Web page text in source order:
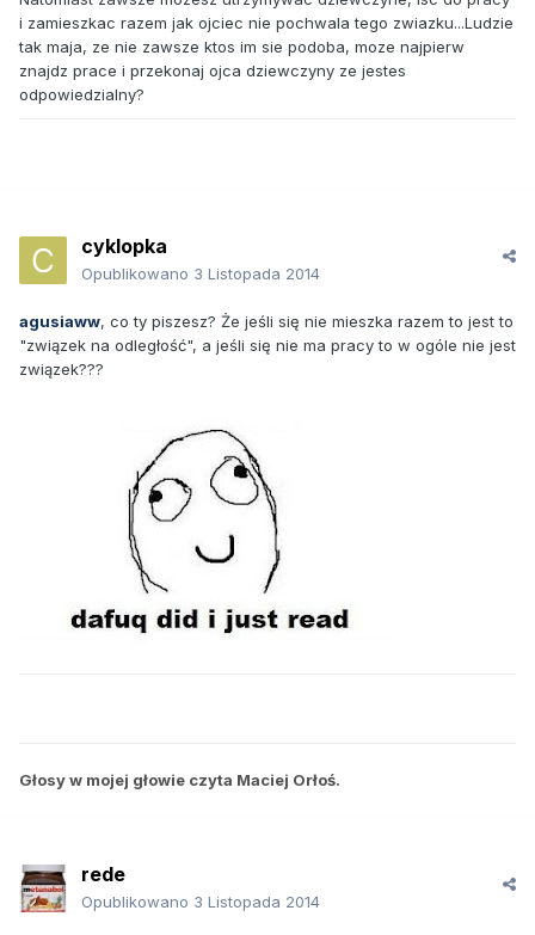
i zamieszkac razem jak ojciec nie pochwala tego zwiazku...Ludzie
tak maja, ze nie zawsze ktos im sie podoba, moze najpierw
znajdz prace i przekonaj ojca dziewczyny ze jestes
odpowiedzialny?
cyklopka
Opublikowano 3 Listopada 2014
agusiaww, co ty piszesz? Że jeśli się nie mieszka razem to jest to
"związek na odległość", a jeśli się nie ma pracy to w ogóle nie jest
związek???
Głosy w mojej głowie czyta Maciej Orłoś.
rede
Opublikowano 3 Listopada 2014